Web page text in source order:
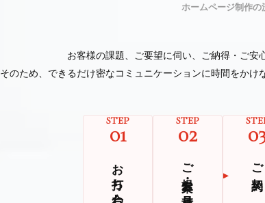
ホームページ制作の
お客様の課題、ご要望に伺い、ご納得・ご安
そのため、できるだけ密なコミュニケーションに時間をかけ
STEP
01
お打ち合わせ
STEP
02
ご提案・お見積り ご契約